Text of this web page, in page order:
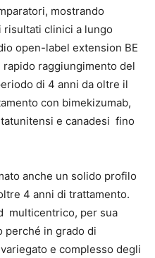
mostrando
risultati clinici a lungo
open-label extension BE
rapido raggiungimento del
di 4 anni da oltre il
con bimekizumab,
e canadesi fino
anche un solido profilo
4 anni di trattamento.
multicentrico, per sua
perché in grado di
e complesso degli